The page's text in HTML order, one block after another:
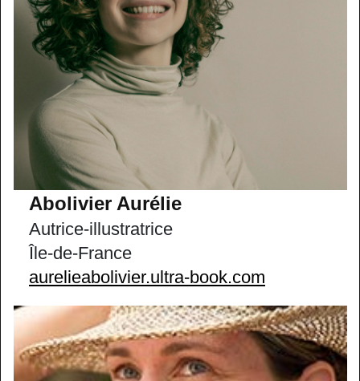
Abolivier Aurélie
Autrice-illustratrice
Île-de-France
aurelieabolivier.ultra-book.com